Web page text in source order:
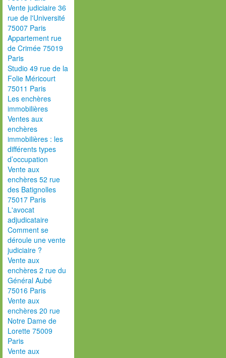
Vente judiciaire 36
rue de l'Université
75007 Paris
Appartement rue
de Crimée 75019
Paris
Studio 49 rue de la
Folie Méricourt
75011 Paris
Les enchères
immobilières
Ventes aux
enchères
immobilières : les
différents types
d’occupation
Vente aux
enchères 52 rue
des Batignolles
75017 Paris
L'avocat
adjudicataire
Comment se
déroule une vente
judiciaire ?
Vente aux
enchères 2 rue du
Général Aubé
75016 Paris
Vente aux
enchères 20 rue
Notre Dame de
Lorette 75009
Paris
Vente aux